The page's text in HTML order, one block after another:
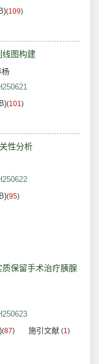
(109)
线图构建
杨
(101)
性分析
(95)
保留手术治疗胰腺
(87) 施引文献 (1)